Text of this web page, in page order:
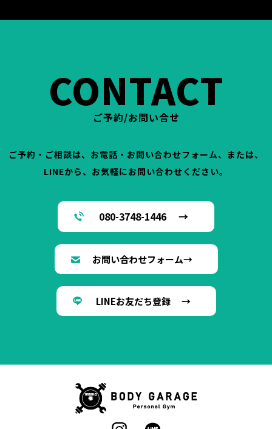
グ 筋トレ トレーナー インストラクター
CONTACT
ご予約/お問い合せ
ご予約・ご相談は、お電話・お問い合わせフォーム、または、
LINEから、お気軽にお問い合わせください。
080-3748-1446 →
お問い合わせフォーム→
LINEお友だち登録 →